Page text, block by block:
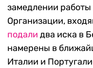
замедлении
Организации,
подали два иска в
намерены в
Италии и